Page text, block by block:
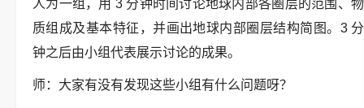
人为一组，用 3 分钟时间讨论地球内部各圈层的范围、物
质组成及基本特征，并画出地球内部圈层结构简图。3 分
钟之后由小组代表展示讨论的成果。
师：大家有没有发现这些小组有什么问题呀？